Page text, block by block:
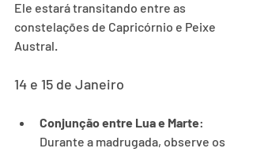
Ele estará transitando entre as
constelações de Capricórnio e Peixe
Austral.
14 e 15 de Janeiro
Conjunção entre Lua e Marte:
Durante a madrugada, observe os